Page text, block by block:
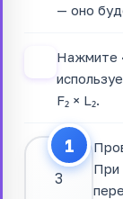
— оно
Нажмите
F₂ × L₂.
3
При